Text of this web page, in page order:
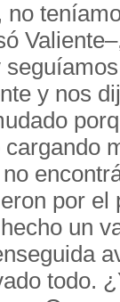
no
y nos
por el
un
todo.